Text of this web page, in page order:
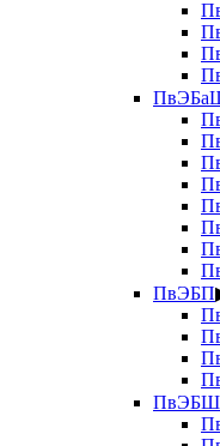
ПвЭБП